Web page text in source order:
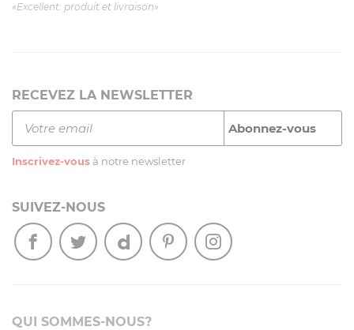
«Excellent: produit et livraison»
RECEVEZ LA NEWSLETTER
Inscrivez-vous à notre newsletter
SUIVEZ-NOUS
QUI SOMMES-NOUS?